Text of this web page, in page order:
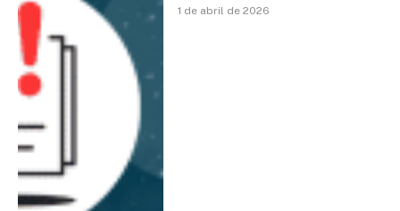
1 de abril de 2026